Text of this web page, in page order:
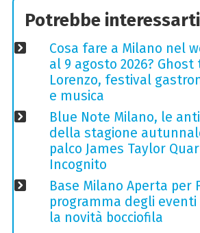
Potrebbe
Cosa fare a Milano nel
al 9 agosto 2026? Ghost
Lorenzo, festival
e musica
Blue Note Milano, le
della stagione
palco James Taylor
Incognito
Base Milano Aperta per
programma degli eventi
la novità bocciofila